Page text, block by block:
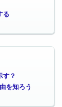
る
す？
を知ろう